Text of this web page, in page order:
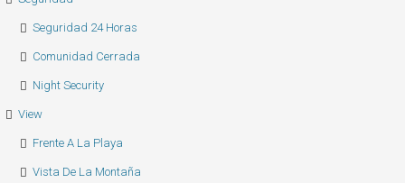
Seguridad 24 Horas
Comunidad Cerrada
Night Security
View
Frente A La Playa
Vista De La Montaña